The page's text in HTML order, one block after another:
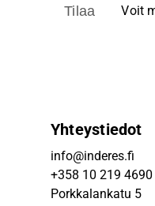
Tilaa Voit
Yhteystiedot
info@inderes.fi
+358 10 219 4690
Porkkalankatu 5